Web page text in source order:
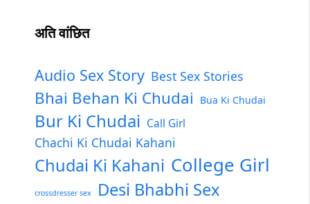
अति वांछित
Audio Sex Story Best Sex Stories
Bhai Behan Ki Chudai Bua Ki Chudai
Bur Ki Chudai Call Girl
Chachi Ki Chudai Kahani
Chudai Ki Kahani College Girl
crossdresser sex Desi Bhabhi Sex